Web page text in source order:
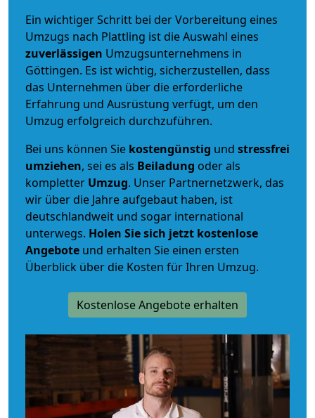
Ein wichtiger Schritt bei der Vorbereitung eines
Umzugs nach Plattling ist die Auswahl eines
zuverlässigen Umzugsunternehmens in
Göttingen. Es ist wichtig, sicherzustellen, dass
das Unternehmen über die erforderliche
Erfahrung und Ausrüstung verfügt, um den
Umzug erfolgreich durchzuführen.
Bei uns können Sie kostengünstig und stressfrei
umziehen, sei es als Beiladung oder als
kompletter Umzug. Unser Partnernetzwerk, das
wir über die Jahre aufgebaut haben, ist
deutschlandweit und sogar international
unterwegs. Holen Sie sich jetzt kostenlose
Angebote und erhalten Sie einen ersten
Überblick über die Kosten für Ihren Umzug.
Kostenlose Angebote erhalten